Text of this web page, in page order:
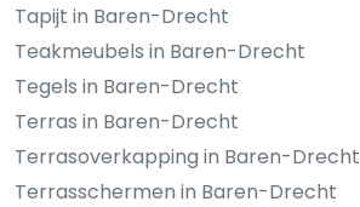
Tapijt in Baren-Drecht
Teakmeubels in Baren-Drecht
Tegels in Baren-Drecht
Terras in Baren-Drecht
Terrasoverkapping in Baren-Drecht
Terrasschermen in Baren-Drecht